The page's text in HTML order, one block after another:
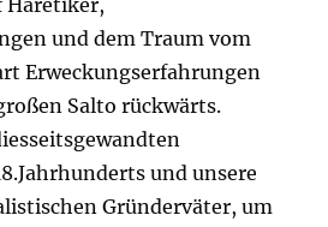
Häretiker,
und dem Traum vom
Erweckungserfahrungen
Salto rückwärts.
und unsere
Gründerväter, um